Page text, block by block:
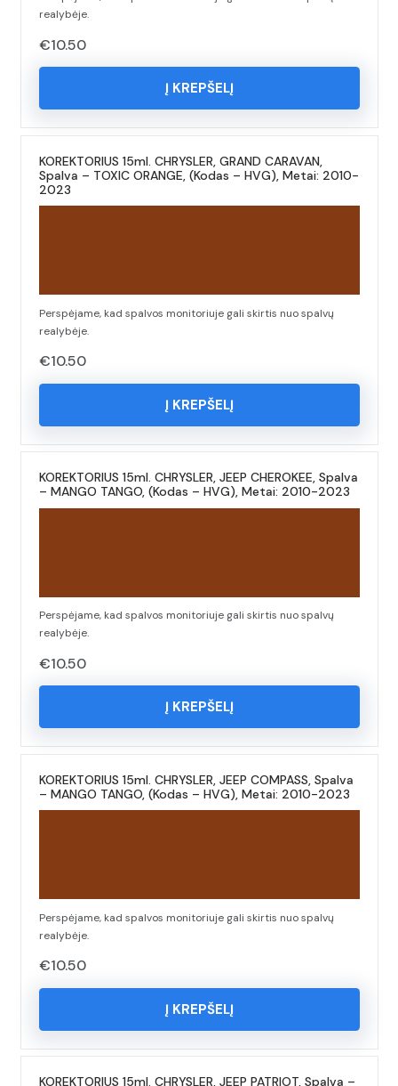
realybėje.
€10.50
Į KREPŠELĮ
KOREKTORIUS 15ml. CHRYSLER, GRAND CARAVAN,
Spalva – TOXIC ORANGE, (Kodas – HVG), Metai: 2010-
2023
Perspėjame, kad spalvos monitoriuje gali skirtis nuo spalvų
realybėje.
€10.50
Į KREPŠELĮ
KOREKTORIUS 15ml. CHRYSLER, JEEP CHEROKEE, Spalva
– MANGO TANGO, (Kodas – HVG), Metai: 2010-2023
Perspėjame, kad spalvos monitoriuje gali skirtis nuo spalvų
realybėje.
€10.50
Į KREPŠELĮ
KOREKTORIUS 15ml. CHRYSLER, JEEP COMPASS, Spalva
– MANGO TANGO, (Kodas – HVG), Metai: 2010-2023
Perspėjame, kad spalvos monitoriuje gali skirtis nuo spalvų
realybėje.
€10.50
Į KREPŠELĮ
KOREKTORIUS 15ml. CHRYSLER, JEEP PATRIOT, Spalva –